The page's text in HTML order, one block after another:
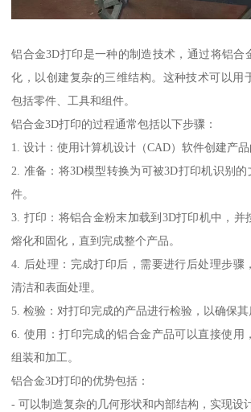
铝合金3D打印是一种的制造技术，通过将铝合
化，以创建复杂的三维结构。这种技术可以用
包括零件、工具和组件。
铝合金3D打印的过程通常包括以下步骤：
1. 设计：使用计算机设计（CAD）软件创建产品
2. 准备：将3D模型转换为可被3D打印机识别
件。
3. 打印：将铝合金粉末加载到3D打印机中，并
熔化和固化，直到完成整个产品。
4. 后处理：完成打印后，需要进行后处理步骤
清洁和表面处理。
5. 检验：对打印完成的产品进行检验，以确保其
6. 使用：打印完成的铝合金产品可以直接使用
组装和加工。
铝合金3D打印的优势包括：
- 可以制造复杂的几何形状和内部结构，实现设